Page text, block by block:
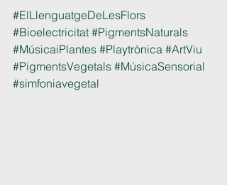
#ElLlenguatgeDeLesFlors
#Bioelectricitat #PigmentsNaturals
#MúsicaiPlantes #Playtrònica #ArtViu
#PigmentsVegetals #MúsicaSensorial
#simfoniavegetal